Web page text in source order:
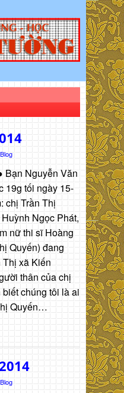
Bạn Nguyễn Văn
19g tối ngày 15-
chị Trần Thị
Ngọc Phát,
nữ thi sĩ Hoàng
Quyến) đang
xã Kiến
thân của chị
chúng tôi là ai
Quyến…